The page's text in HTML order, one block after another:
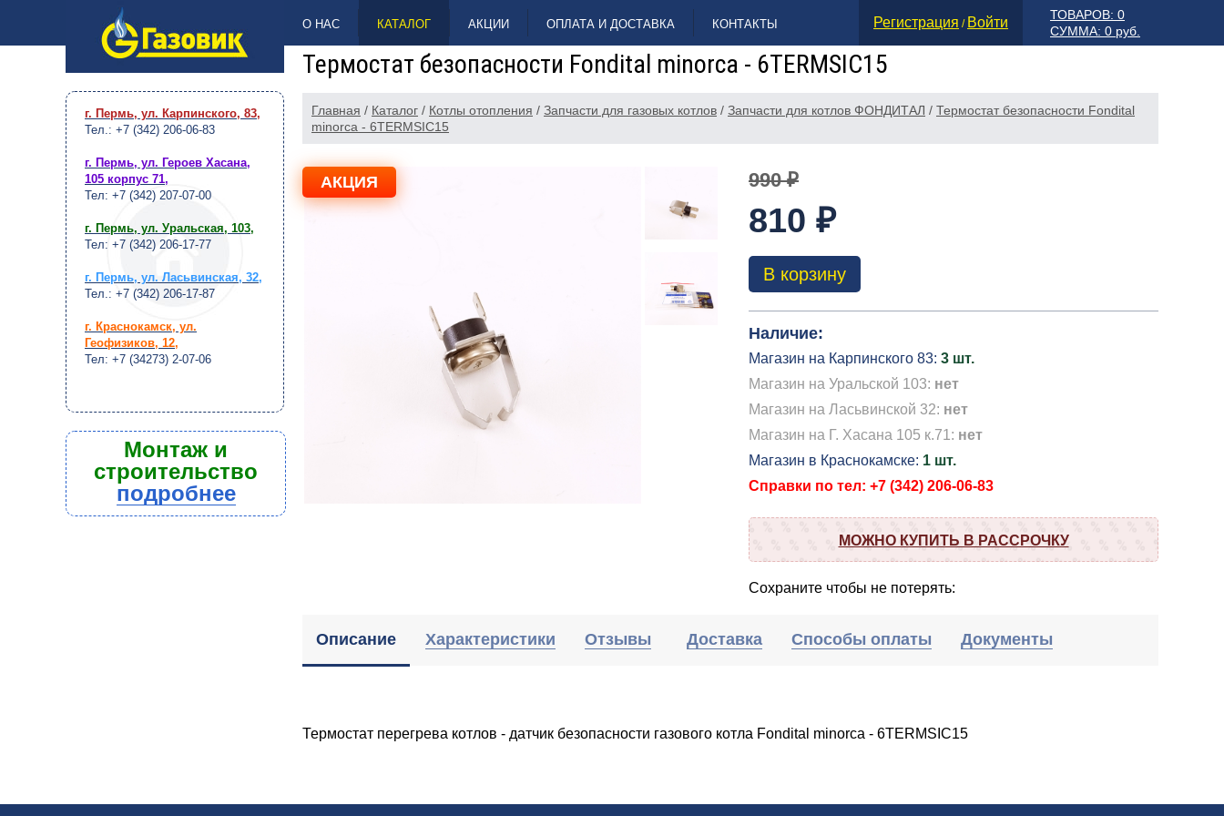
НАВЕРХ
О НАС КАТАЛОГ АКЦИИ ОПЛАТА И ДОСТАВКА КОНТАКТЫ
ТОВАРОВ: 0
СУММА: 0 руб.
Регистрация / Войти
Термостат безопасности Fondital minorca - 6TERMSIC15
Главная / Каталог / Котлы отопления / Запчасти для газовых котлов / Запчасти для котлов ФОНДИТАЛ / Термостат безопасности Fondital
minorca - 6TERMSIC15
АКЦИЯ 990 ₽
810 ₽
В корзину
Наличие:
Магазин на Карпинского 83: 3 шт.
Магазин на Уральской 103: нет
Магазин на Ласьвинской 32: нет
Магазин на Г. Хасана 105 к.71: нет
Магазин в Краснокамске: 1 шт.
Справки по тел: +7 (342) 206-06-83
МОЖНО КУПИТЬ В РАССРОЧКУ
Сохраните чтобы не потерять:
Описание Характеристики Отзывы Доставка Способы оплаты Документы
Термостат перегрева котлов - датчик безопасности газового котла Fondital minorca - 6TERMSIC15
г. Пермь, ул. Карпинского, 83,
Тел.: +7 (342) 206-06-83
г. Пермь, ул. Героев Хасана,
105 корпус 71,
Тел: +7 (342) 207-07-00
г. Пермь, ул. Уральская, 103,
Тел: +7 (342) 206-17-77
г. Пермь, ул. Ласьвинская, 32,
Тел.: +7 (342) 206-17-87
г. Краснокамск, ул.
Геофизиков, 12,
Тел: +7 (34273) 2-07-06
Монтаж и
строительство
подробнее